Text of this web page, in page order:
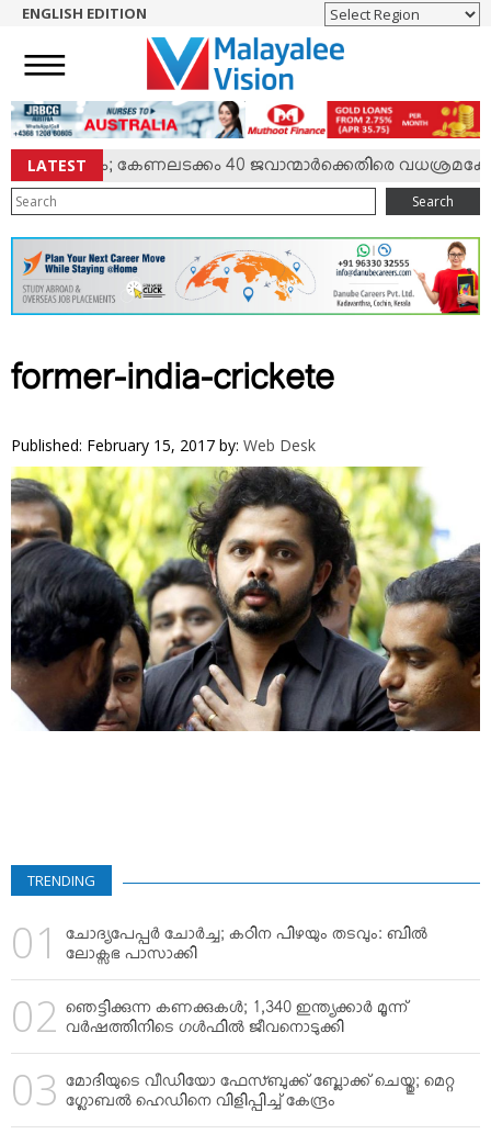
NEWS
ENGLISH
NRI
ENTERTAINMENT
MV SPECIAL
SPORTS
LIFESTYLE
TECH & AUTO
EDITORIAL
VIDEOS
YOUR SAY
COOKERY
KARSHAKAN
TOURS & TRAVEL
GREETINGS
CLASSIFIEDS
ENGLISH EDITION
LATESTകേണലടക്കം 40 ജവാന്മാര്‍ക്കെതിരെ
Search
former-india-crickete
Published: February 15, 2017 by: Web Desk
TRENDING
ചോദ്യപേപ്പര്‍ ചോര്‍ച്ച; കഠിന പിഴയും തടവും: ബില്‍
ലോക്സഭ പാസാക്കി
ഞെട്ടിക്കുന്ന കണക്കുകള്‍; 1,340 ഇന്ത്യക്കാര്‍ മൂന്ന്
വര്‍ഷത്തിനിടെ ഗള്‍ഫില്‍ ജീവനൊടുക്കി
മോദിയുടെ വീഡിയോ ഫേസ്ബുക്ക് ബ്ലോക്ക് ചെയ്തു; മെറ്റ
ഗ്ലോബല്‍ ഹെഡിനെ വിളിപ്പിച്ച് കേന്ദ്രം